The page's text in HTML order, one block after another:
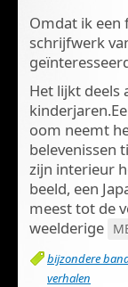
Omdat ik een
schrijfwerk
Het lijkt deels
oom neemt
belevenissen
zijn interieur
beeld, een
meest tot de
weelderige
bijzondere
verhalen